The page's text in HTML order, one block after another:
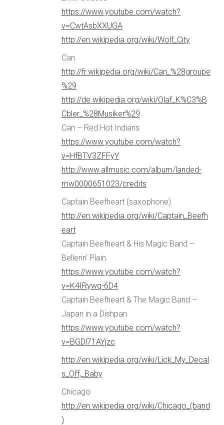
https://www.youtube.com/watch?
v=CwtAsbXXUGA
http://en.wikipedia.org/wiki/Wolf_City
Can
http://fr.wikipedia.org/wiki/Can_%28groupe
%29
http://de.wikipedia.org/wiki/Olaf_K%C3%B
Cbler_%28Musiker%29
Can – Red Hot Indians
https://www.youtube.com/watch?
v=HfBTV3ZFFyY
http://www.allmusic.com/album/landed-
mw0000651023/credits
Captain Beefheart (saxophone)
http://en.wikipedia.org/wiki/Captain_Beefh
eart
Captain Beefheart & His Magic Band –
Bellerin’ Plain
https://www.youtube.com/watch?
v=K4IRywq-6D4
Captain Beefheart & The Magic Band –
Japan in a Dishpan
https://www.youtube.com/watch?
v=BGDl71AYjzc
http://en.wikipedia.org/wiki/Lick_My_Decal
s_Off,_Baby
Chicago
http://en.wikipedia.org/wiki/Chicago_(band
)